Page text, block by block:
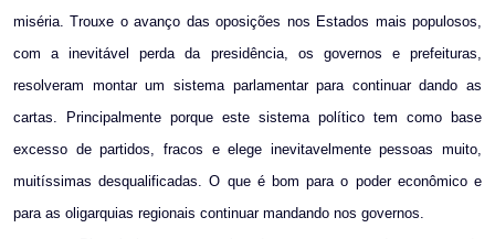
miséria. Trouxe o avanço das oposições nos Estados mais populosos,
com a inevitável perda da presidência, os governos e prefeituras,
resolveram montar um sistema parlamentar para continuar dando as
cartas. Principalmente porque este sistema político tem como base
excesso de partidos, fracos e elege inevitavelmente pessoas muito,
muitíssimas desqualificadas. O que é bom para o poder econômico e
para as oligarquias regionais continuar mandando nos governos.